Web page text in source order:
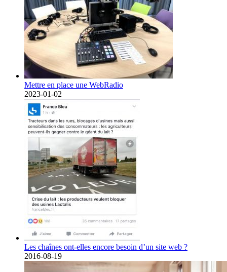
Mettre en place une WebRadio
2023-01-02
Les chaînes ont-elles encore besoin d’un site web ?
2016-08-19